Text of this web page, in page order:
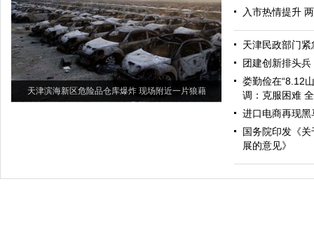
天津滨海新区危险品仓库爆炸 现场附近一片狼藉
入市热情提升
天津民政部门
团建创新排头
娄勤俭在“8.12
调：克服困难
进口电商再现黑
国务院印发《
展的意见》